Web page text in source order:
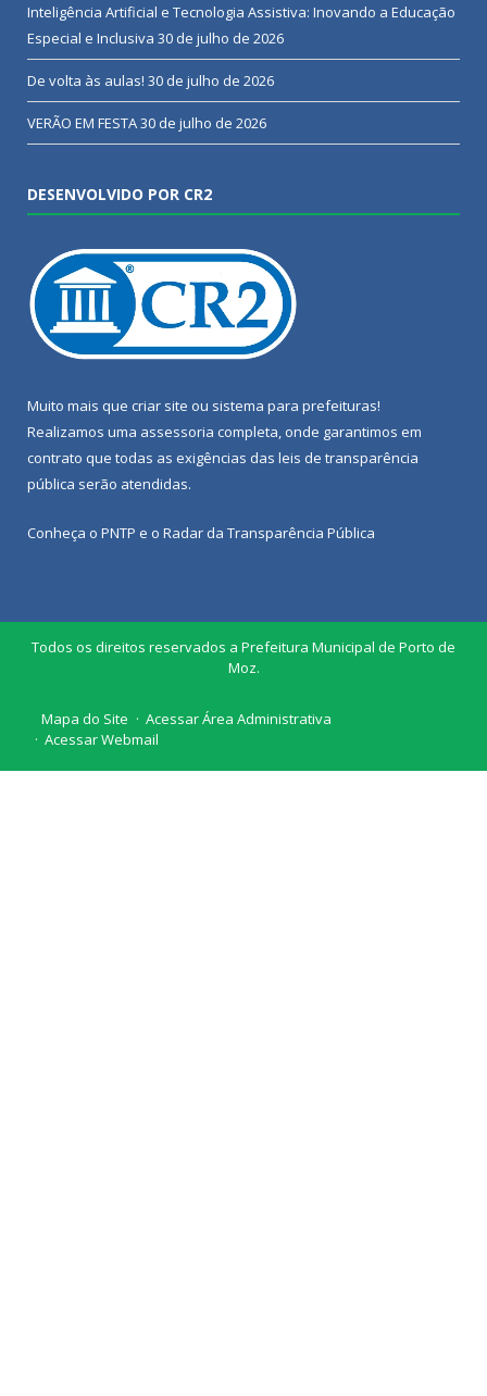
Inteligência Artificial e Tecnologia Assistiva: Inovando a Educação
Especial e Inclusiva 30 de julho de 2026
De volta às aulas! 30 de julho de 2026
VERÃO EM FESTA30 de julho de 2026
DESENVOLVIDO POR CR2
Muito mais que criar site ou sistema para prefeituras!
Realizamos uma assessoria completa, onde garantimos em
contrato que todas as exigências das leis de transparência
pública serão atendidas.
Conheça o PNTP e o Radar da Transparência Pública
Todos os direitos reservados a Prefeitura Municipal de Porto de
Moz.
Mapa do Site
Acessar Área Administrativa
Acessar Webmail